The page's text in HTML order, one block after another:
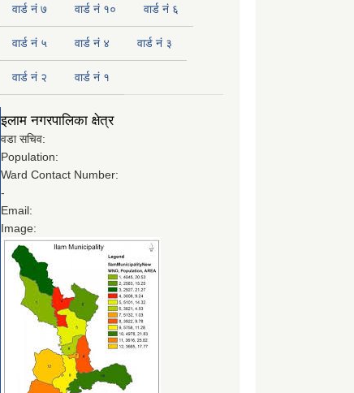
वार्ड नं ७ वार्ड नं १० वार्ड नं ६
वार्ड नं ५ वार्ड नं ४ वार्ड नं ३
वार्ड नं २ वार्ड नं १
इलाम नगरपालिका क्षेत्र
वडा सचिव:
Population:
Ward Contact Number:
-
Email:
Image: